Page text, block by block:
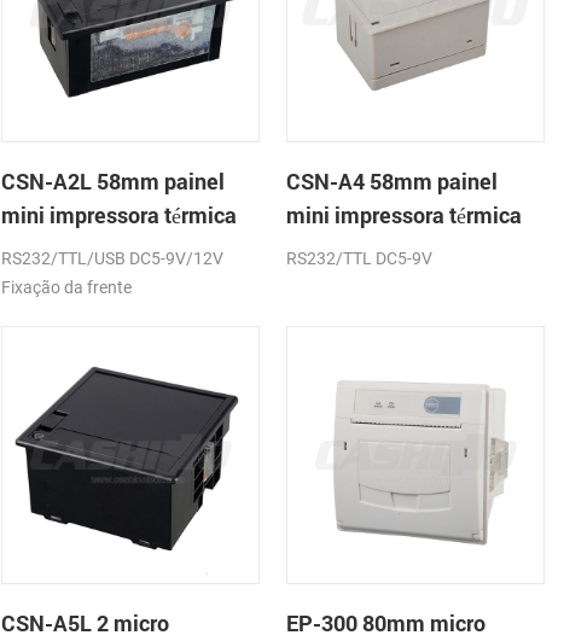
CSN-A2L 58mm painel
mini impressora térmica
de recibos
RS232/TTL/USB DC5-9V/12V
Fixação da frente
CSN-A4 58mm painel
mini impressora térmica
de recibos
RS232/TTL DC5-9V
CSN-A5L 2 micro
EP-300 80mm micro